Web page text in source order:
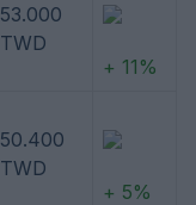
53.000
TWD
+ 11%
50.400
TWD
+ 5%